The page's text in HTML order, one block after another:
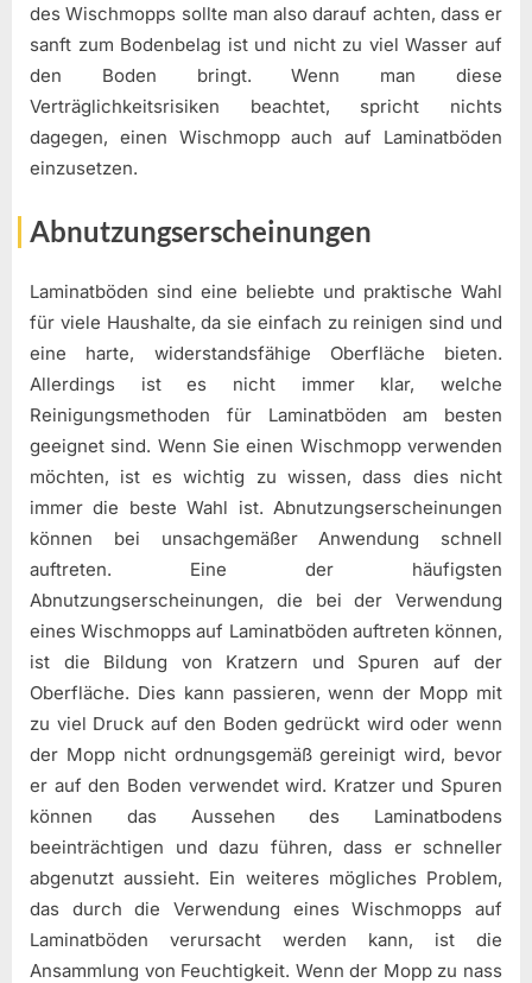
des Wischmopps sollte man also darauf achten, dass er
sanft zum Bodenbelag ist und nicht zu viel Wasser auf
den Boden bringt. Wenn man diese
Verträglichkeitsrisiken beachtet, spricht nichts
dagegen, einen Wischmopp auch auf Laminatböden
einzusetzen.
Abnutzungserscheinungen
Laminatböden sind eine beliebte und praktische Wahl
für viele Haushalte, da sie einfach zu reinigen sind und
eine harte, widerstandsfähige Oberfläche bieten.
Allerdings ist es nicht immer klar, welche
Reinigungsmethoden für Laminatböden am besten
geeignet sind. Wenn Sie einen Wischmopp verwenden
möchten, ist es wichtig zu wissen, dass dies nicht
immer die beste Wahl ist. Abnutzungserscheinungen
können bei unsachgemäßer Anwendung schnell
auftreten. Eine der häufigsten
Abnutzungserscheinungen, die bei der Verwendung
eines Wischmopps auf Laminatböden auftreten können,
ist die Bildung von Kratzern und Spuren auf der
Oberfläche. Dies kann passieren, wenn der Mopp mit
zu viel Druck auf den Boden gedrückt wird oder wenn
der Mopp nicht ordnungsgemäß gereinigt wird, bevor
er auf den Boden verwendet wird. Kratzer und Spuren
können das Aussehen des Laminatbodens
beeinträchtigen und dazu führen, dass er schneller
abgenutzt aussieht. Ein weiteres mögliches Problem,
das durch die Verwendung eines Wischmopps auf
Laminatböden verursacht werden kann, ist die
Ansammlung von Feuchtigkeit. Wenn der Mopp zu nass